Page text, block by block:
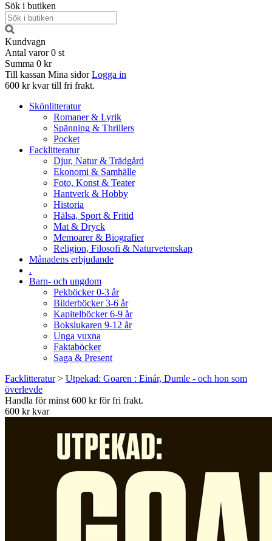
Sök i butiken
Kundvagn
Antal varor 0 st
Summa 0 kr
Till kassan Mina sidor Logga in
600 kr kvar till fri frakt.
Skönlitteratur
Romaner & Lyrik
Spänning & Thrillers
Pocket
Facklitteratur
Djur, Natur & Trädgård
Ekonomi & Samhälle
Foto, Konst & Teater
Hantverk & Hobby
Historia
Hälsa, Sport & Fritid
Mat & Dryck
Memoarer & Biografier
Religion, Filosofi & Naturvetenskap
Månadens erbjudande
.
Barn- och ungdom
Pekböcker 0-3 år
Bilderböcker 3-6 år
Kapitelböcker 6-9 år
Bokslukaren 9-12 år
Unga vuxna
Faktaböcker
Saga & Present
Facklitteratur> Utpekad: Goaren : Einár, Dumle - och hon som
överlevde
Handla för minst 600 kr för fri frakt.
600 kr kvar